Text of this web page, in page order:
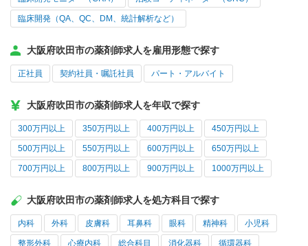
臨床開発（QA、QC、DM、統計解析など）
大阪府吹田市の薬剤師求人を雇用形態で探す
正社員 契約社員・嘱託社員 パート・アルバイト
大阪府吹田市の薬剤師求人を年収で探す
300万円以上 350万円以上 400万円以上 450万円以上
500万円以上 550万円以上 600万円以上 650万円以上
700万円以上 800万円以上 900万円以上 1000万円以上
大阪府吹田市の薬剤師求人を処方科目で探す
内科 外科 皮膚科 耳鼻科 眼科 精神科 小児科
整形外科 心療内科 総合科目 消化器科 循環器科